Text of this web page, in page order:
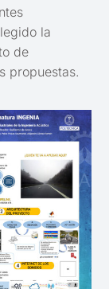
la
de
propuestas.